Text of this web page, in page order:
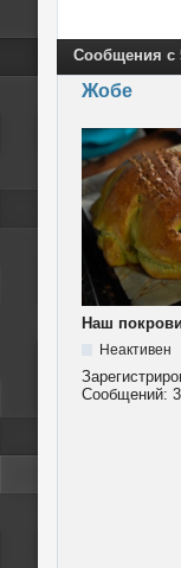
Сообщения с
Жобе
Наш
Неактивен
Сообщений: